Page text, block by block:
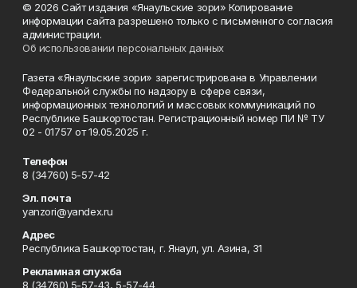
© 2026 Сайт издания «Янаульские зори» Копирование
информации сайта разрешено только с письменного согласия
администрации.
Об использовании персональных данных
Газета «Янаульские зори» зарегистрирована в Управлении
Федеральной службы по надзору в сфере связи,
информационных технологий и массовых коммуникаций по
Республике Башкортостан. Регистрационный номер ПИ № ТУ
02 - 01757 от 19.05.2025 г.
Телефон
8 (34760) 5-57-42
Эл. почта
yanzori@yandex.ru
Адрес
Республика Башкортостан, г. Янаул, ул. Азина, 31
Рекламная служба
8 (34760) 5-57-43, 5-57-44